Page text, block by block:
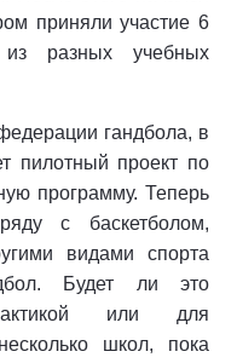
приняли участие 6
разных учебных
гандбола, в
пилотный проект по
программу. Теперь
с баскетболом,
видами спорта
Будет ли это
или для
школ, пока